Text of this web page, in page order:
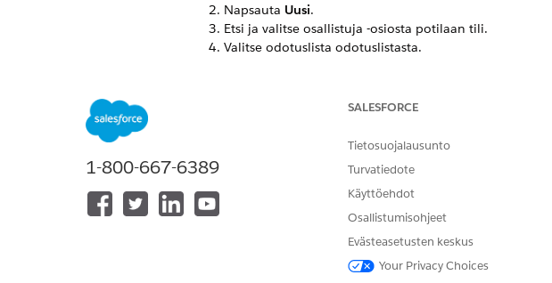
Napsauta Uusi.
Etsi ja valitse osallistuja -osiosta potilaan tili.
Valitse odotuslista odotuslistasta.
Lisää halutessasi työtyyppi ja palveluresurssi. Sinun
Voit myös valita potilaalle ajoitetun palvelutapaamisen.
Kohdista odotuslistan potilaat profiiliin.
Napsauta potilaan henkilötilitietueesta
Ota
Valitse Profiili-osiosta profiili, joka sallii potilaiden
Varmista, että käyttäjällä on sähköpostiosoite.
Tallenna muutoksesi.
1-800-667-6389
SALESFORCE
Tietosuojalausunto
Turvatiedote
Käyttöehdot
Osallistumisohjeet
Evästeasetusten keskus
Your Privacy Choices